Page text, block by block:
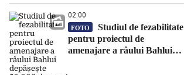
02:00
FOTO
Studiul de fezabilitate
pentru proiectul de
amenajare a râului Bahlui